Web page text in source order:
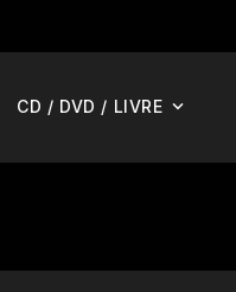
CD / DVD / LIVRE